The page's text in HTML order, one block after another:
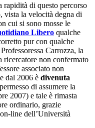
rapidità di questo percorso
vista la velocità degna di
cui si sono mosse le
Libero qualche
pur con qualche
Carrozza, la
ricercatore non confermato
associato non
dal 2006 è divenuta
di assumere la
2007) e tale è rimasta
ordinario, grazie
line dell’Università